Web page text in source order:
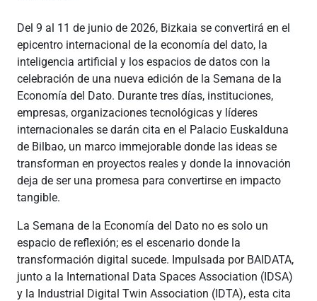
Del 9 al 11 de junio de 2026, Bizkaia se convertirá en el
epicentro internacional de la economía del dato, la
inteligencia artificial y los espacios de datos con la
celebración de una nueva edición de la Semana de la
Economía del Dato. Durante tres días, instituciones,
empresas, organizaciones tecnológicas y líderes
internacionales se darán cita en el Palacio Euskalduna
de Bilbao, un marco immejorable donde las ideas se
transforman en proyectos reales y donde la innovación
deja de ser una promesa para convertirse en impacto
tangible.
La Semana de la Economía del Dato no es solo un
espacio de reflexión; es el escenario donde la
transformación digital sucede. Impulsada por BAIDATA,
junto a la International Data Spaces Association (IDSA)
y la Industrial Digital Twin Association (IDTA), esta cita